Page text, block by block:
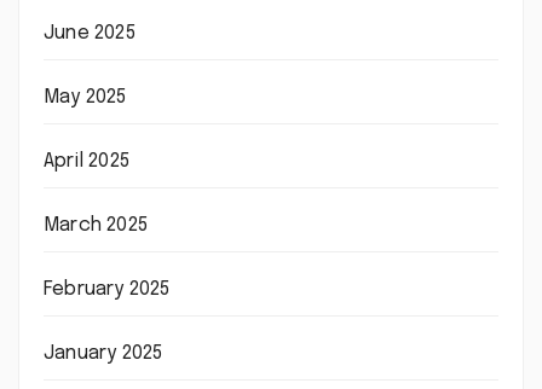
June 2025
May 2025
April 2025
March 2025
February 2025
January 2025